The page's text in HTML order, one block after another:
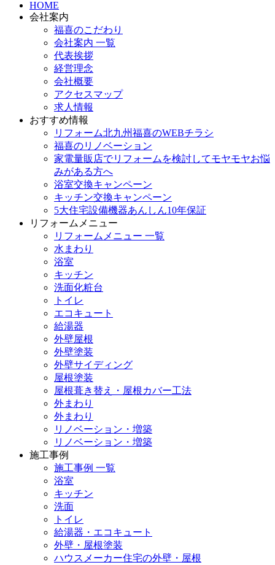
HOME
会社案内
福喜のこだわり
会社案内 一覧
代表挨拶
経営理念
会社概要
アクセスマップ
求人情報
おすすめ情報
リフォーム北九州福喜のWEBチラシ
福喜のリノベーション
家電量販店でリフォームを検討してモヤモヤお悩
みがある方へ
浴室交換キャンペーン
キッチン交換キャンペーン
5大住宅設備機器あんしん10年保証
リフォームメニュー
リフォームメニュー 一覧
水まわり
浴室
キッチン
洗面化粧台
トイレ
エコキュート
給湯器
外壁屋根
外壁塗装
外壁サイディング
屋根塗装
屋根葺き替え・屋根カバー工法
外まわり
外まわり
リノベーション・増築
リノベーション・増築
施工事例
施工事例 一覧
浴室
キッチン
洗面
トイレ
給湯器・エコキュート
外壁・屋根塗装
ハウスメーカー住宅の外壁・屋根